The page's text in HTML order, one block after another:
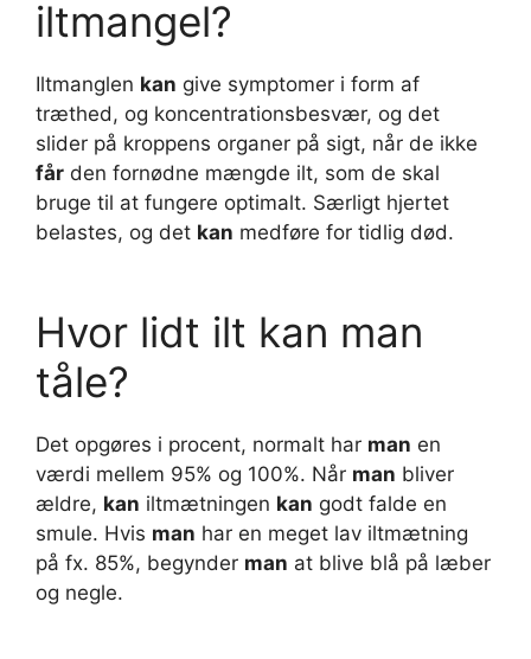
iltmangel?
Iltmanglen kan give symptomer i form af
træthed, og koncentrationsbesvær, og det
slider på kroppens organer på sigt, når de ikke
får den fornødne mængde ilt, som de skal
bruge til at fungere optimalt. Særligt hjertet
belastes, og det kan medføre for tidlig død.
Hvor lidt ilt kan man
tåle?
Det opgøres i procent, normalt har man en
værdi mellem 95% og 100%. Når man bliver
ældre, kan iltmætningen kan godt falde en
smule. Hvis man har en meget lav iltmætning
på fx. 85%, begynder man at blive blå på læber
og negle.